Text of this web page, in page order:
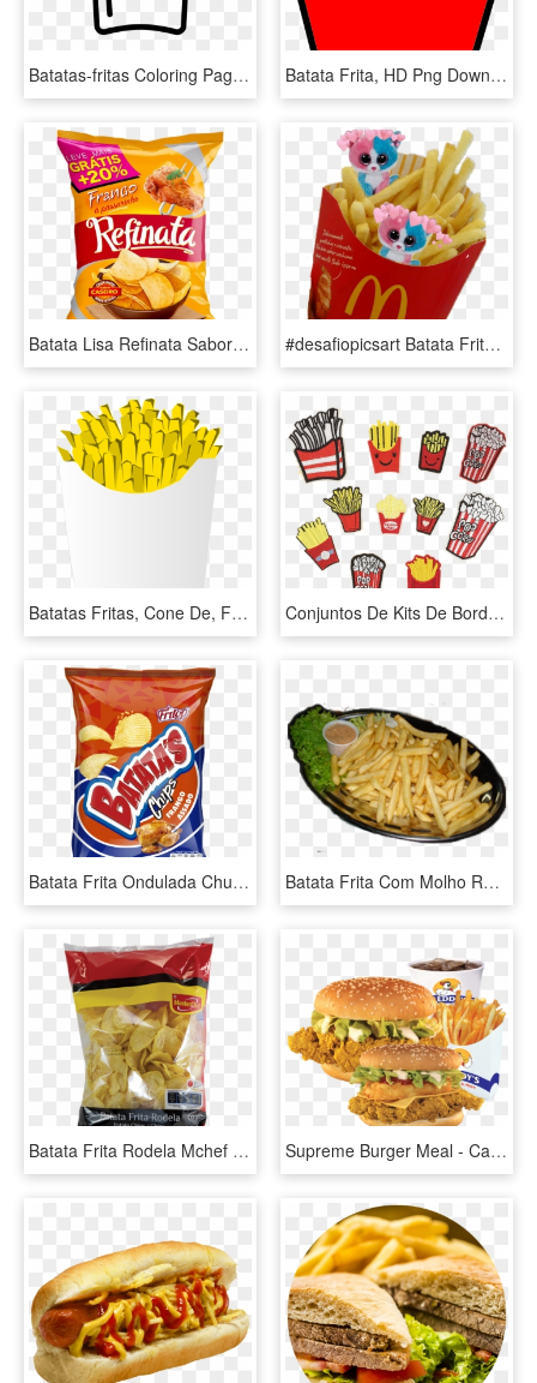
Batatas-fritas Coloring Page - Papas Fritas Para Dibujar, HD Png Download Batata Frita, HD Png Download
Batata Lisa Refinata Sabor Frango A Passarinho - Potato Chip, HD Png Download #desafiopicsart Batata Frita 😋 - French Fries, HD Png Download
Batatas Fritas, Cone De, Fast Food, Junk Food, Papel - French Fries Clip Art, HD Png Download Conjuntos De Kits De Bordados Patches De Bebidas Alimentos - Patches De Batata Frita, HD Png Download
Batata Frita Ondulada Churrasco - Batata Chips, HD Png Download Batata Frita Com Molho Rosê - Batata Frita Com Molho Rose, HD Png Download
Batata Frita Rodela Mchef 500gr - Corn Chip, HD Png Download Supreme Burger Meal - Caixa Para Batata Frita, HD Png Download